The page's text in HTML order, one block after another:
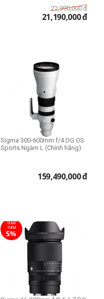
22,990,000 đ
21,190,000đ
Sigma 300-600mm f/4 DG OS
Sports Ngàm L (Chính hãng)
159,490,000đ
GIẢM
THÊM
5%